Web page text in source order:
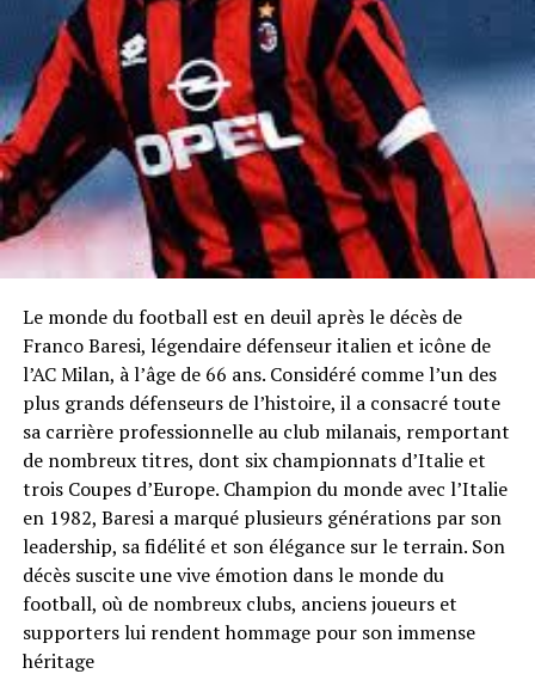
Le monde du football est en deuil après le décès de
Franco Baresi, légendaire défenseur italien et icône de
l’AC Milan, à l’âge de 66 ans. Considéré comme l’un des
plus grands défenseurs de l’histoire, il a consacré toute
sa carrière professionnelle au club milanais, remportant
de nombreux titres, dont six championnats d’Italie et
trois Coupes d’Europe. Champion du monde avec l’Italie
en 1982, Baresi a marqué plusieurs générations par son
leadership, sa fidélité et son élégance sur le terrain. Son
décès suscite une vive émotion dans le monde du
football, où de nombreux clubs, anciens joueurs et
supporters lui rendent hommage pour son immense
héritage